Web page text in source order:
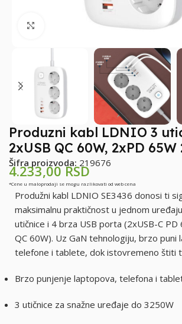
Klikni za uvećanje
Produzni kabl LDNIO 3
2xUSB QC 60W, 2xPD
Šifra proizvoda: 219676
4.233,00RSD
*Cene u maloprodaji se mogu razlikovati od web cena
Produžni kabl LDNIO SE3436 donosi ti
maksimalnu praktičnost u jednom
utičnice i 4 brza USB porta (2xUSB-C PD
QC 60W). Uz GaN tehnologiju, brzo puni
telefone i tablete, dok istovremeno štiti
Brzo punjenje laptopova, telefona i
3 utičnice za snažne uređaje do 3250W